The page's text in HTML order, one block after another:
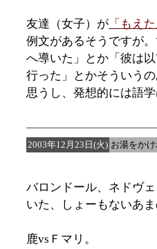
友達（女子）が 「もえた
例文があるそうですが
へ導いた」とか「彼は
行った」とかそういう
思うし、発想的には語
2003年12月23日(火) お湯をか
バロンドール、ネドヴ
いた、しょーもないあま
鹿vsＦマリ。